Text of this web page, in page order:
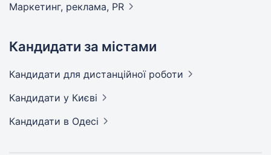
Маркетинг, реклама, PR
Кандидати за містами
Кандидати для дистанційної роботи
Кандидати у Києві
Кандидати в Одесі